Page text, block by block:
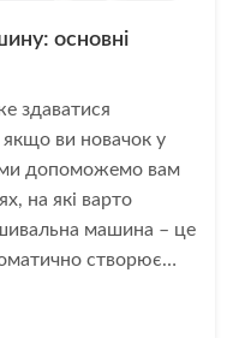
основні
здаватися
ви новачок у
ми допоможемо вам
на які варто
машина – це
створює…